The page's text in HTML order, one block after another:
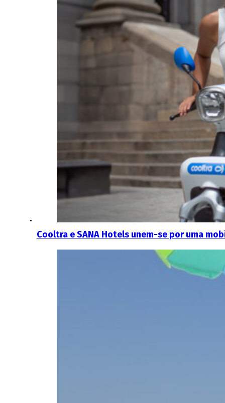
Cooltra e SANA Hotels unem-se por uma